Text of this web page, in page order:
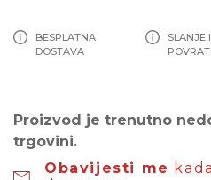
BESPLATNA
DOSTAVA
SLANJE I
POVRATI
Proizvod je trenutno
trgovini.
Obavijesti me